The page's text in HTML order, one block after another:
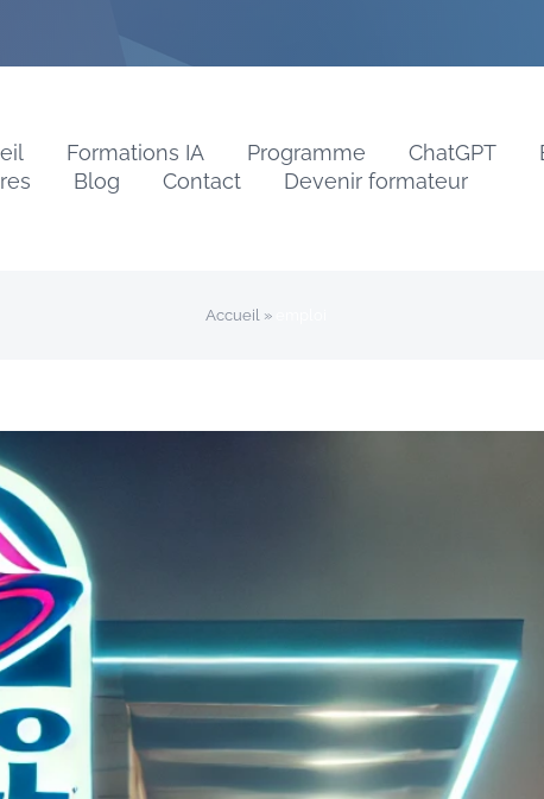
Formations IA Programme ChatGPT
Blog Contact Devenir formateur
Accueil »